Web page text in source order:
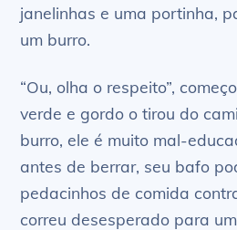
janelinhas e uma portinha,
um burro.
“Ou, olha o respeito”,
verde e gordo o tirou do
burro, ele é muito mal-
antes de berrar, seu bafo
pedacinhos de comida
correu desesperado para